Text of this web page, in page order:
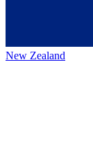
New Zealand